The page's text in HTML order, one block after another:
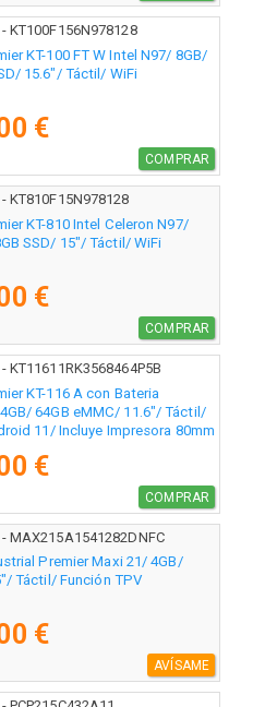
- KT100F156N978128
KT-100 FT W Intel N97/ 8GB/
15.6"/ Táctil/ WiFi
€
COMPRAR
- KT810F15N978128
KT-810 Intel Celeron N97/
SSD/ 15"/ Táctil/ WiFi
€
COMPRAR
- KT11611RK3568464P5B
KT-116 A con Bateria
64GB eMMC/ 11.6"/ Táctil/
11/ Incluye Impresora 80mm
€
COMPRAR
- MAX215A1541282DNFC
Premier Maxi 21/ 4GB/
Táctil/ Función TPV
€
AVÍSAME